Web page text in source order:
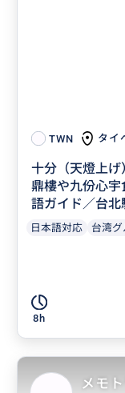
TWN タイ
十分（天燈上
鼎樓や九份心
語ガイド／台北
日本語対応 台湾グ
8h
メモ